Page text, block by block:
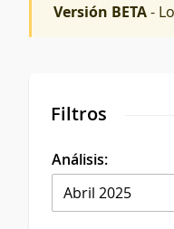
Versión BETA-
Filtros
Análisis: